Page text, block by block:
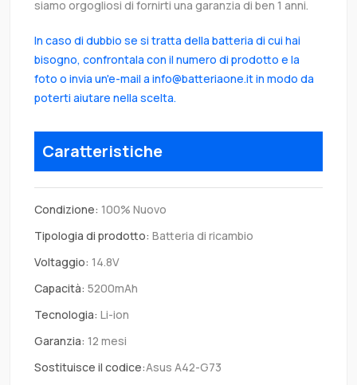
siamo orgogliosi di fornirti una garanzia di ben 1 anni.
In caso di dubbio se si tratta della batteria di cui hai
bisogno, confrontala con il numero di prodotto e la
foto o invia un'e-mail a info@batteriaone.it in modo da
poterti aiutare nella scelta.
Caratteristiche
Condizione: 100% Nuovo
Tipologia di prodotto: Batteria di ricambio
Voltaggio: 14.8V
Capacità: 5200mAh
Tecnologia: Li-ion
Garanzia: 12 mesi
Sostituisce il codice:Asus A42-G73